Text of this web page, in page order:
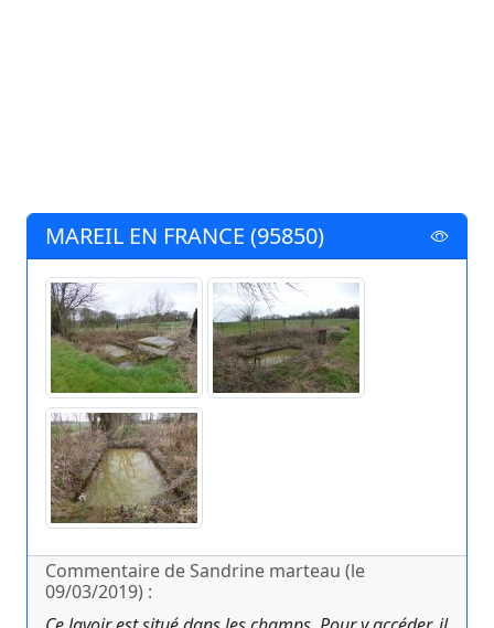
MAREIL EN FRANCE (95850)
Commentaire de Sandrine marteau (le
09/03/2019) :